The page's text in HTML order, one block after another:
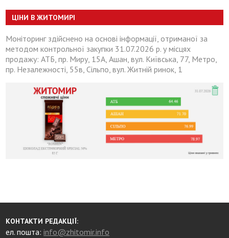
ЦІНИ В ЖИТОМИРІ
Моніторинг здійснено на основі інформації, отриманої за
методом контрольної закупки 31.07.2026 р. у місцях
продажу: АТБ, пр. Миру, 15А, Ашан, вул. Київська, 77, Метро,
пр. Незалежності, 55в, Сільпо, вул. Житній ринок, 1
КОНТАКТИ РЕДАКЦІЇ:
ел. пошта:info@zhitomir.info